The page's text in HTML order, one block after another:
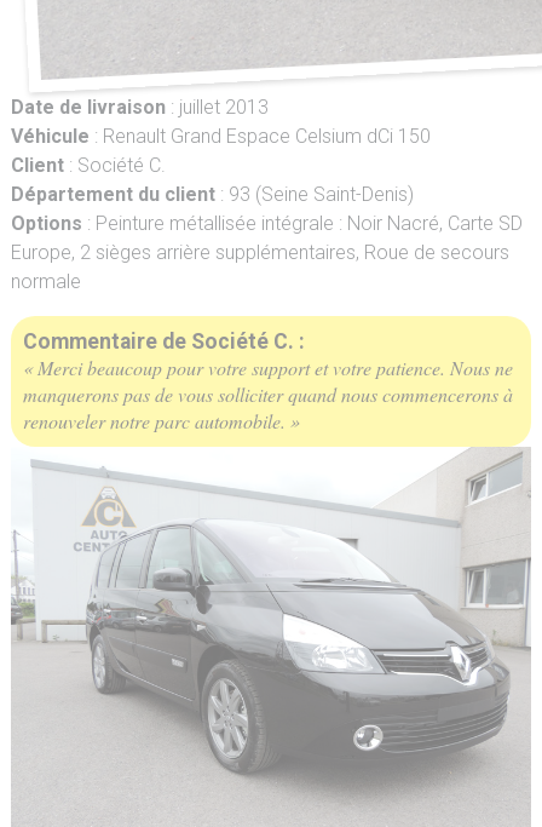
Date de livraison: juillet 2013
Véhicule : Renault Grand Espace Celsium dCi 150
Client: Société C.
Département du client: 93 (Seine Saint-Denis)
Options : Peinture métallisée intégrale : Noir Nacré, Carte SD
Europe, 2 sièges arrière supplémentaires, Roue de secours
normale
Commentaire de Société C. :
« Merci beaucoup pour votre support et votre patience. Nous ne
manquerons pas de vous solliciter quand nous commencerons à
renouveler notre parc automobile. »